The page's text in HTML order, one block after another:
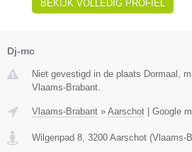
BEKIJK VOLLEDIG PROFIEL
Dj-mc
Niet gevestigd in de plaats Dormaal,
Vlaams-Brabant.
Vlaams-Brabant » Aarschot | Google
Wilgenpad 8 3200 Aarschot (Vlaams-